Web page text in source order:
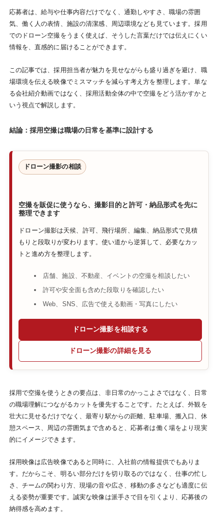
応募者は、給与や仕事内容だけでなく、通勤しやすさ、職場の雰囲
気、働く人の表情、施設の清潔感、周辺環境なども見ています。採用
でのドローン空撮をうまく使えば、そうした言葉だけでは伝えにくい
情報を、直感的に届けることができます。
この記事では、採用担当者が魅力を見せながらも盛り過ぎを避け、職
場環境を伝える映像でミスマッチを減らす考え方を整理します。単な
る会社紹介動画ではなく、採用活動全体の中で空撮をどう活かすかと
いう視点で解説します。
結論：採用空撮は職場の日常を基準に設計する
ドローン撮影の相談
空撮を販促に使うなら、撮影目的と許可・納品形式を先に
整理できます
ドローン撮影は天候、許可、飛行場所、編集、納品形式で見積
もりと段取りが変わります。使い道から逆算して、必要なカッ
トと進め方を整理します。
店舗、施設、不動産、イベントの空撮を相談したい
許可や安全面も含めた段取りを確認したい
Web、SNS、広告で使える動画・写真にしたい
ドローン撮影を相談する
ドローン撮影の詳細を見る
採用で空撮を使うときの要点は、非日常のかっこよさではなく、日常
の職場理解につながるカットを優先することです。たとえば、外観を
壮大に見せるだけでなく、最寄り駅からの距離、駐車場、搬入口、休
憩スペース、周辺の雰囲気まで含めると、応募者は働く場をより現実
的にイメージできます。
採用映像は広告映像であると同時に、入社前の情報提供でもありま
す。だからこそ、明るい部分だけを切り取るのではなく、仕事の忙し
さ、チームの関わり方、現場の音や広さ、移動の多さなども適度に伝
える姿勢が重要です。誠実な映像は派手さで目を引くより、応募後の
納得感を高めます。